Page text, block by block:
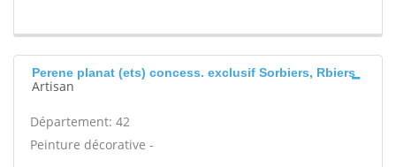
Perene planat (ets) concess. exclusif Sorbiers, Rbiers
Artisan
Département: 42
Peinture décorative -